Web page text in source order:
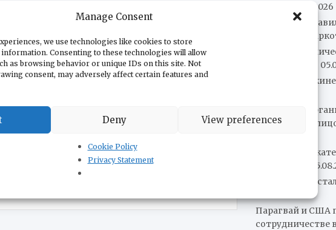
Manage Consent
we use technologies like cookies to store
information. Consenting to these technologies will allow
as browsing behavior or unique IDs on this site. Not
consent, may adversely affect certain features and
Deny View preferences
Cookie Policy
Privacy Statement
Циммера
дуэта из мюзикла «Призрак
публики. На сцене к Тамаре Раденович
оперы Новосадского Сербского
Сербия получила разрешения на работы еще
06.08.2026
Петро
его связи с
Пожар на
Колумбия
Нам нужен
рынок перед
Патрульный
Венесуэльцы
Парагвай и США
сотрудничестве